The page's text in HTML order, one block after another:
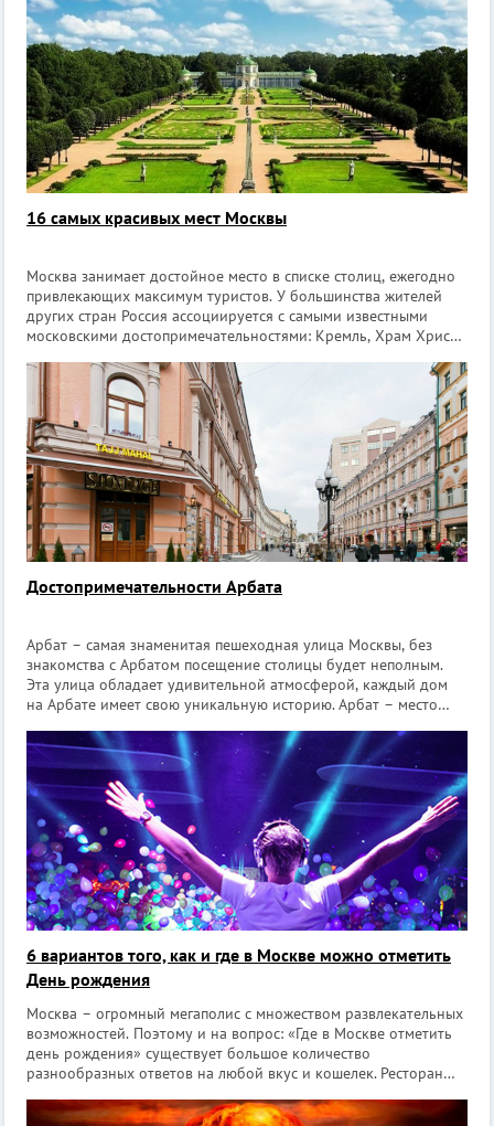
16 самых красивых мест Москвы
Москва занимает достойное место в списке столиц, ежегодно
привлекающих максимум туристов. У большинства жителей
других стран Россия ассоциируется с самыми известными
московскими достопримечательностями: Кремль, Храм Христа
всех красивых
Достопримечательности Арбата
Арбат – самая знаменитая пешеходная улица Москвы, без
знакомства с Арбатом посещение столицы будет неполным.
Эта улица обладает удивительной атмосферой, каждый дом
на Арбате имеет свою уникальную историю. Арбат – место
художников, танцоров, му
6 вариантов того, как и где в Москве можно отметить
День рождения
Москва – огромный мегаполис с множеством развлекательных
возможностей. Поэтому и на вопрос: «Где в Москве отметить
день рождения» существует большое количество
разнообразных ответов на любой вкус и кошелек. Ресторан
места, где можн